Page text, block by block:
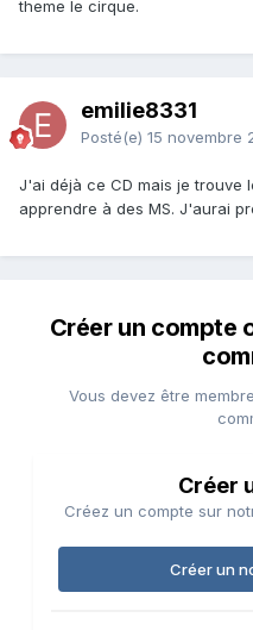
theme le cirque.
emilie8331
Posté(e) 15 novembre
J'ai déjà ce CD mais je trouve
apprendre à des MS. J'aurai
Créer un compte
Vous devez être
Créer
Créez un compte sur
Créer un